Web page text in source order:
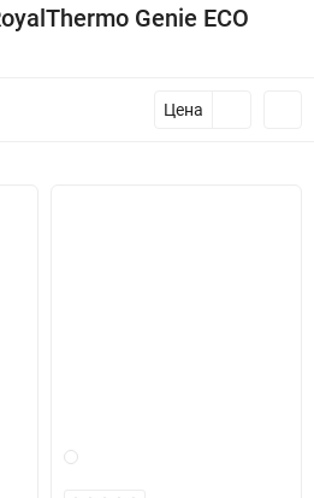
Genie ECO
Цена